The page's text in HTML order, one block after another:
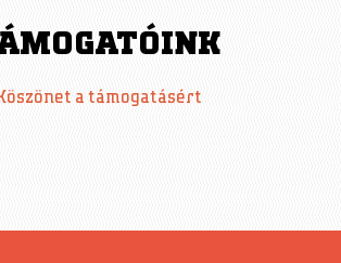
a támogatásért